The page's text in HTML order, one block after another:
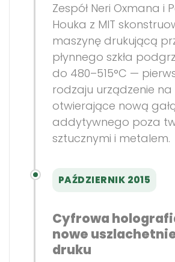
Zespół Neri Oxmana i
Houka z MIT
maszynę drukującą
płynnego szkła
do 480–515°C —
rodzaju urządzenie na
otwierające nową
addytywnego poza
sztucznymi i metalem.
PAŹDZIERNIK 2015
Cyfrowa
nowe
druku